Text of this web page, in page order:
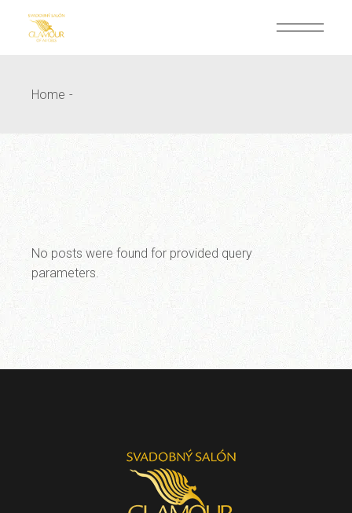
content
Home
No posts were found for provided query
parameters.